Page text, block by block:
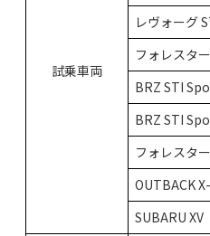
試乗車両
レヴォーグ
フォレスタ
BRZ STI
BRZ STI
フォレスタ
OUTBACK
SUBARU XV